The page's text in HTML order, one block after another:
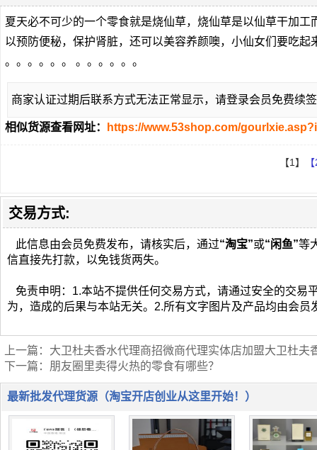
夏天必不可少的一个零食就是烧仙草，烧仙草是以仙草干加
以预防便秘，保护肾脏，还可以美容养颜噢，小仙女们要吃
。。。。。。 。。。。。。
商家认证过期后联系方式无法正常显示，请登录会员免费续
相似货源查看网址： https://www.53shop.com/
【1】
交易方式:
此信息由会员免费发布，请核实后，通过“淘宝”或“闲鱼”等
信直接先打款，以免钱货两失。
免责申明：1.本站不提供任何交易方式，请通过安全的交易
为，造成的后果与本站无关。2.所有文字图片及产品均由会
上一篇： 大卫杜夫香水代理商招微商代理实体店加盟大卫杜夫
下一篇： 朋友圈里卖得火热的零食有哪些？
最新批发代理货源（淘宝开店创业从这里开始！）